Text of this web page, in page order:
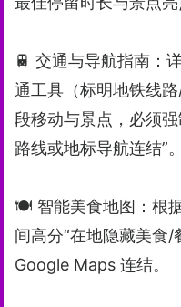
🚆 交通与导航指南：
通工具（标明地铁线
段移动与景点，必须
路线或地标导航连结”。
🍽️ 智能美食地图：根
间高分“在地隐藏美食/
Google Maps 连结。